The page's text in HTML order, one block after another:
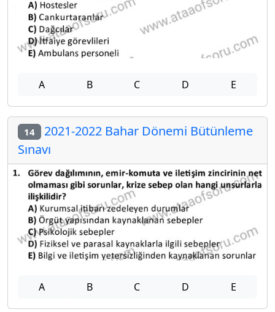
A B C D E
14 2021-2022 Bahar Dönemi Bütünleme
Sınavı
A B C D E